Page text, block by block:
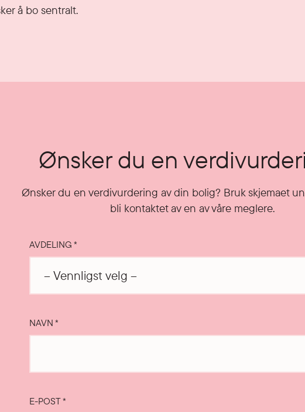
å bo sentralt.
Ønsker du en
Ønsker du en verdivurdering av din bolig? Bruk skjemaet
bli kontaktet av en av våre meglere.
AVDELING*
NAVN*
E-POST*